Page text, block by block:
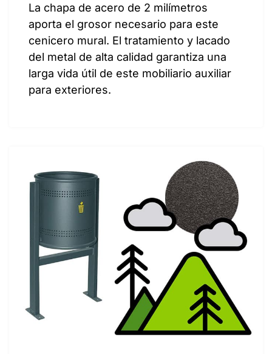
La chapa de acero de 2 milímetros
aporta el grosor necesario para este
cenicero mural. El tratamiento y lacado
del metal de alta calidad garantiza una
larga vida útil de este mobiliario auxiliar
para exteriores.